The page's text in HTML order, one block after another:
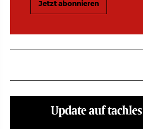
Jetzt abonnieren